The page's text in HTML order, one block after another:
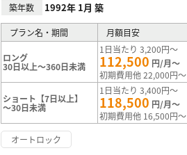
築年数 1992年 1月 築
プラン名・期間 月額目安
ロング
30日以上～360日未満
1日当たり 3,200円～
112,500 円/月～
初期費用他 22,000円～
ショート【7日以上】
～30日未満
1日当たり 3,400円～
118,500 円/月～
初期費用他 16,500円～
オートロック